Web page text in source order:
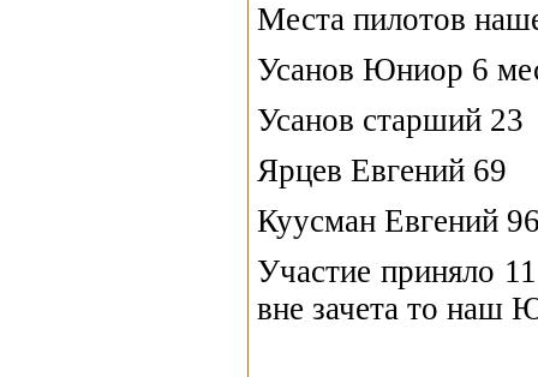
Места пилотов
Усанов Юниор 6
Усанов старший 23
Ярцев Евгений 69
Куусман Евгений
Участие приняло
вне зачета то наш